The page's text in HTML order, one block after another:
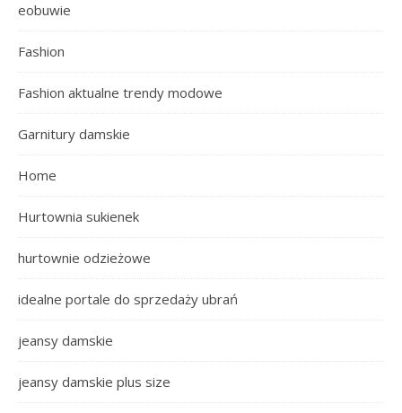
eobuwie
Fashion
Fashion aktualne trendy modowe
Garnitury damskie
Home
Hurtownia sukienek
hurtownie odzieżowe
idealne portale do sprzedaży ubrań
jeansy damskie
jeansy damskie plus size